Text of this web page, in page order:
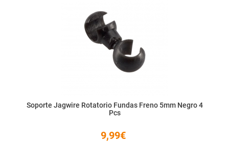
Soporte Jagwire Rotatorio Fundas Freno 5mm Negro 4
Pcs
9,99€